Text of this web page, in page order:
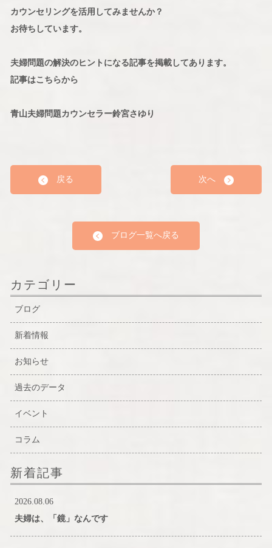
カウンセリングを活用してみませんか？
お待ちしています。
夫婦問題の解決のヒントになる記事を掲載してあります。
記事はこちらから
青山夫婦問題カウンセラー鈴宮さゆり
戻る 次へ
ブログ一覧へ戻る
カテゴリー
ブログ
新着情報
お知らせ
過去のデータ
イベント
コラム
新着記事
2026.08.06
夫婦は、「鏡」なんです